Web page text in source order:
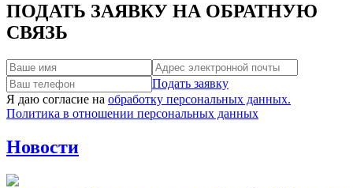
ПОДАТЬ ЗАЯВКУ НА ОБРАТНУЮ
СВЯЗЬ
Подать заявку
Я даю согласие на обработку персональных данных.
Политика в отношении персональных данных
Новости